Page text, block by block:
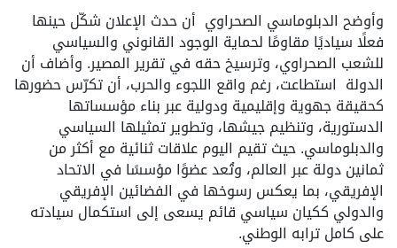
وأوضح الدبلوماسي الصحراوي أن حدث الإعلان شكّل حينها
فعلًا سياديًا مقاومًا لحماية الوجود القانوني والسياسي
للشعب الصحراوي، وترسيخ حقه في تقرير المصير. وأضاف أن
الدولة استطاعت، رغم واقع اللجوء والحرب، أن تكرّس حضورها
كحقيقة جهوية وإقليمية ودولية عبر بناء مؤسساتها
الدستورية، وتنظيم جيشها، وتطوير تمثيلها السياسي
والدبلوماسي. حيث تقيم اليوم علاقات ثنائية مع أكثر من
ثمانين دولة عبر العالم، وتُعد عضوًا مؤسسًا في الاتحاد
الإفريقي، بما يعكس رسوخها في الفضائين الإفريقي
والدولي ككيان سياسي قائم يسعى إلى استكمال سيادته
على كامل ترابه الوطني.